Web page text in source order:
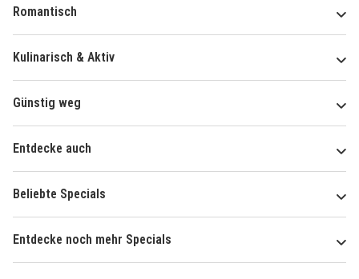
Romantisch
Kulinarisch & Aktiv
Günstig weg
Entdecke auch
Beliebte Specials
Entdecke noch mehr Specials